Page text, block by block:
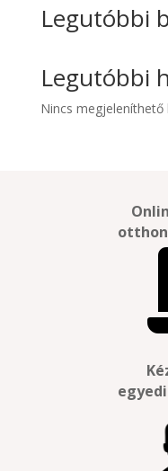
Legutóbbi
Legutóbbi
Nincs megjeleníthető